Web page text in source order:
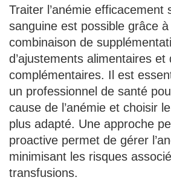
Traiter l’anémie efficacement
sanguine est possible grâce
combinaison de
d’ajustements alimentaires
complémentaires. Il est
un professionnel de santé
cause de l’anémie et choisir
plus adapté. Une approche
proactive permet de gérer
minimisant les risques
transfusions.